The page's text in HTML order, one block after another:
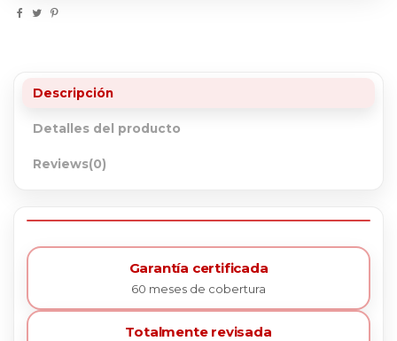
Descripción
Detalles del producto
Reviews(0)
Garantía certificada
60 meses de cobertura
Totalmente revisada